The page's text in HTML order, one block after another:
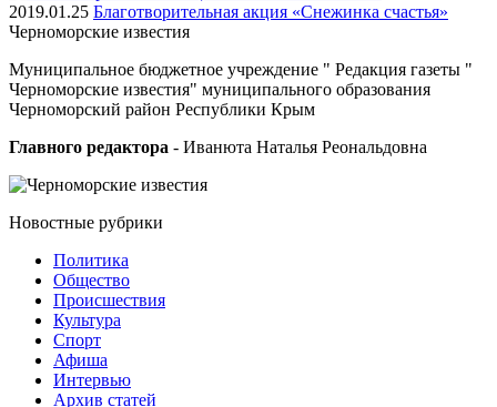
2019.01.25 Благотворительная акция «Снежинка счастья»
Черноморские известия
Муниципальное бюджетное учреждение " Редакция газеты "
Черноморские известия" муниципального образования
Черноморский район Республики Крым
Главного редактора - Иванюта Наталья Реональдовна
Новостные рубрики
Политика
Общество
Проиcшествия
Культура
Спорт
Афиша
Интервью
Архив статей